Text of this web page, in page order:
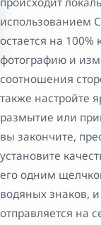
использованием
остается на
фотографию и
соотношения
также настройте
размытие или
вы закончите,
установите
его одним
водяных знаков,
отправляется на